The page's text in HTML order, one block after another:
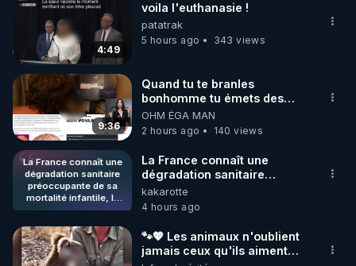
https://t.me/bestofcomputerlive
https://www.twitch.tv/bestofcomputer
https://www.bitchute.com/channel/bestofcomputer
APPEL AUX DONS POUR SOUTENIR MON
TRAVAIL D'INTERET PUBLIC AVEC MES LIVE
(SAMEDI 21H / CROWDBUNKER & ODYSEE &
YOUTUBE & TWITTER & VK & RUMBLE &
4:49
voila l'euthanasie !
patatrak
5 hours ago
343 views
9:36
Quand tu te branles
bonhomme tu émets des
ondes ils ont juste omis de
t'expliquer
OHM ÉGA MAN
2 hours ago
140 views
La France connaît une
dégradation sanitaire
préoccupante de sa
mortalité infantile, la
faisant chuter à la
pays de l'Union
européenne, alors
qu'elle occupait la tête
La France connaît une
dégradation sanitaire
préoccupante de sa
mortalité infantile, la faisant
chuter à la 23ème place sur
27 pays de l'Union
européenne, alors qu'elle
occupait la tête du
kakarotte
4 hours ago
🐾💖 Les animaux n'oublient
jamais ceux qu'ils aiment…